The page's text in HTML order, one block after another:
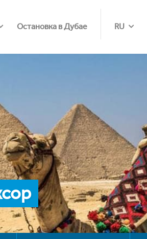
Остановка в Дубае RU